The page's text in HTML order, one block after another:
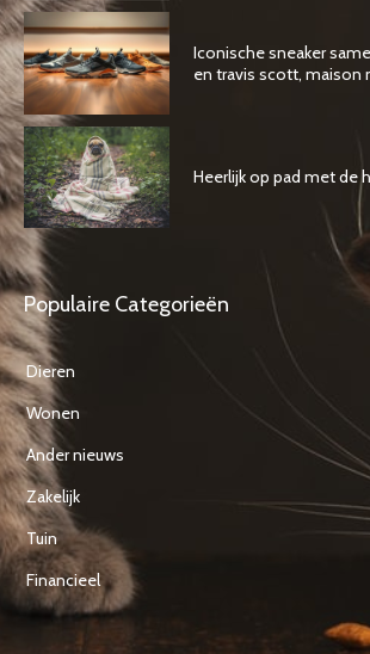
Iconische sneaker
en travis scott, maison
Heerlijk op pad met de
Populaire Categorieën
Dieren
Wonen
Ander nieuws
Zakelijk
Tuin
Financieel